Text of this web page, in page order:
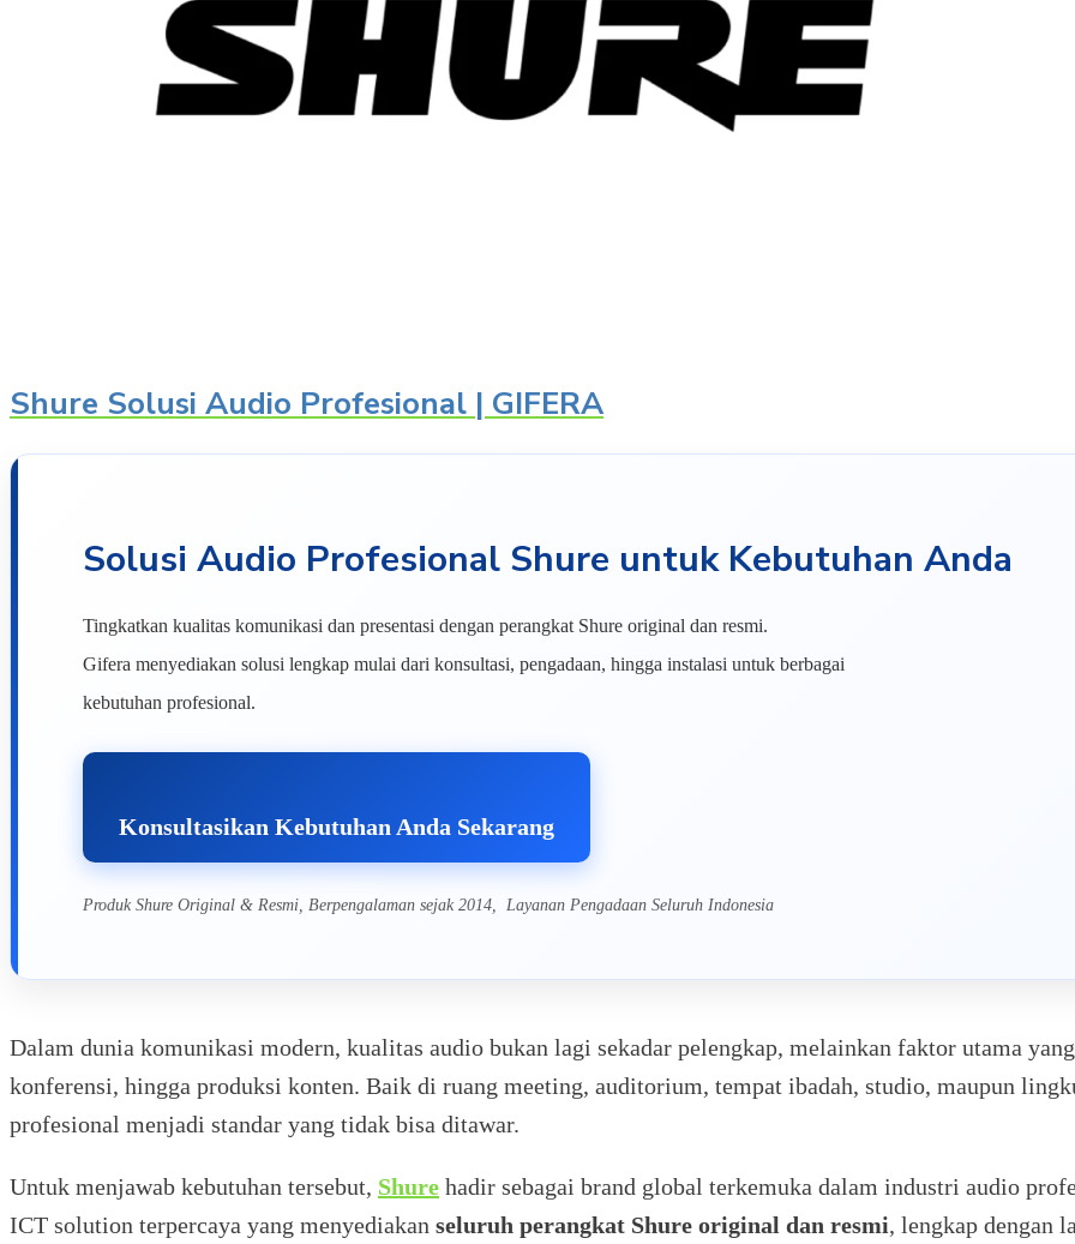
Shure Solusi Audio Profesional | GIFERA
Solusi Audio Profesional Shure untuk Kebutuhan Anda
Tingkatkan kualitas komunikasi dan presentasi dengan perangkat Shure original dan resmi.
Gifera menyediakan solusi lengkap mulai dari konsultasi, pengadaan, hingga instalasi untuk berbagai
kebutuhan profesional.
Konsultasikan Kebutuhan Anda Sekarang
Produk Shure Original & Resmi, Berpengalaman sejak 2014, Layanan Pengadaan Seluruh Indonesia
Dalam dunia komunikasi modern, kualitas audio bukan lagi sekadar pelengkap, melainkan faktor utama
konferensi, hingga produksi konten. Baik di ruang meeting, auditorium, tempat ibadah, studio, maupun
profesional menjadi standar yang tidak bisa ditawar.
Untuk menjawab kebutuhan tersebut, Shure hadir sebagai brand global terkemuka dalam industri audio
ICT solution terpercaya yang menyediakan seluruh perangkat Shure original dan resmi, lengkap dengan